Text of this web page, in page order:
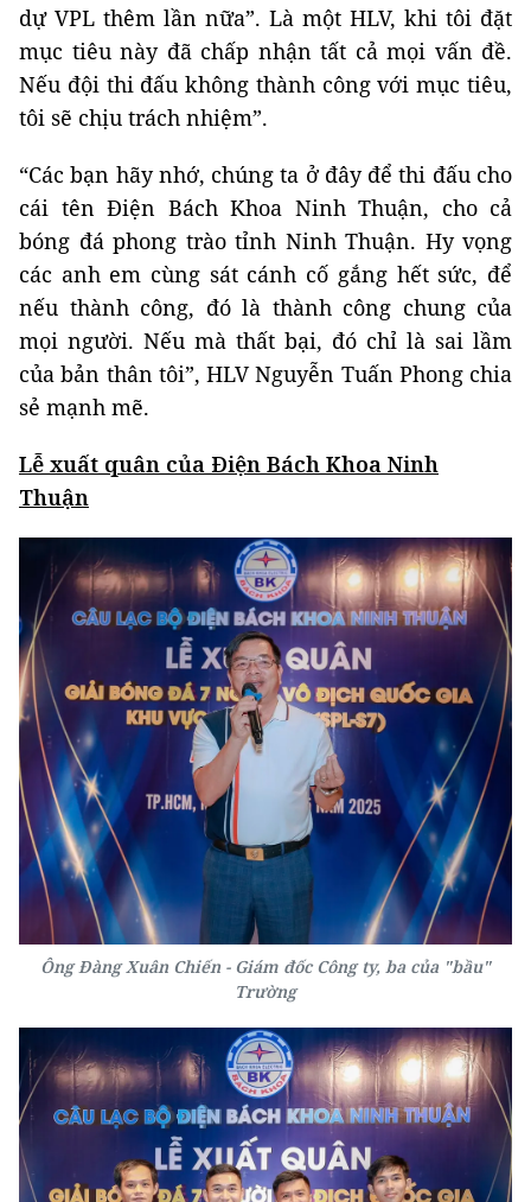
dự VPL thêm lần nữa”. Là một HLV, khi tôi đặt
mục tiêu này đã chấp nhận tất cả mọi vấn đề.
Nếu đội thi đấu không thành công với mục tiêu,
tôi sẽ chịu trách nhiệm”.
“Các bạn hãy nhớ, chúng ta ở đây để thi đấu cho
cái tên Điện Bách Khoa Ninh Thuận, cho cả
bóng đá phong trào tỉnh Ninh Thuận. Hy vọng
các anh em cùng sát cánh cố gắng hết sức, để
nếu thành công, đó là thành công chung của
mọi người. Nếu mà thất bại, đó chỉ là sai lầm
của bản thân tôi”, HLV Nguyễn Tuấn Phong chia
sẻ mạnh mẽ.
Lễ xuất quân của Điện Bách Khoa Ninh
Thuận
Ông Đàng Xuân Chiến - Giám đốc Công ty, ba của "bầu"
Trường